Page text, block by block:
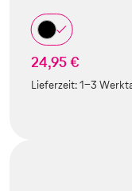
24,95 €
Lieferzeit:1-3